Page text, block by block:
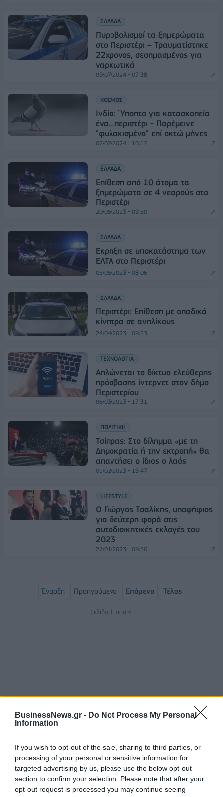
BusinessNews.gr - Do Not Process My Personal
Information
If you wish to opt-out of the sale, sharing to third parties, or
processing of your personal or sensitive information for
targeted advertising by us, please use the below opt-out
section to confirm your selection. Please note that after your
opt-out request is processed you may continue seeing
ΕΛΛΑΔΑ
Πυροβολισμοί τα ξημερώματα
στο Περιστέρι – Τραυματίστηκε
22χρονος, σεσημασμένος για
ναρκωτικά
09/07/2024 - 07:38
ΚΟΣΜΟΣ
Ινδία:΄Υποπτο για κατασκοπεία
ένα...περιστέρι - Παρέμεινε
"φυλακισμένο" επί οκτώ μήνες
02/02/2024 - 10:17
ΕΛΛΑΔΑ
Επίθεση από 10 άτομα τα
ξημερώματα σε 4 νεαρούς στο
Περιστέρι
20/05/2023 - 09:50
ΕΛΛΑΔΑ
Εκρηξη σε υποκατάστημα των
ΕΛΤΑ στο Περιστέρι
05/05/2023 - 08:06
ΕΛΛΑΔΑ
Περιστέρι: Επίθεση με οπαδικά
κίνητρα σε ανηλίκους
24/04/2023 - 09:53
ΤΕΧΝΟΛΟΓΙΑ
Απλώνεται το δίκτυο ελεύθερης
πρόσβασης ίντερνετ στον δήμο
Περιστερίου
06/03/2023 - 17:31
ΠΟΛΙΤΙΚΗ
Τσίπρας: Στο δίλημμα «με τη
Δημοκρατία ή την εκτροπή» θα
απαντήσει ο ίδιος ο λαός
01/02/2023 - 19:47
LIFESTYLE
Ο Γιώργος Τσαλίκης, υποψήφιος
για δεύτερη φορά στις
αυτοδιοικητικές εκλογές του
2023
27/01/2023 - 09:36
Έναρξη Προηγούμενο Επόμενο Τέλος
Σελίδα 1 από 4
ΥΠΑΑΤ: Επιπλέον 12,5 εκατ. ευρώ στις Περιφέρειες
για την ενίσχυση της βιοασφάλειας
07/08/2026 - 17:02 ΟΙΚΟΝΟΜΙΑ